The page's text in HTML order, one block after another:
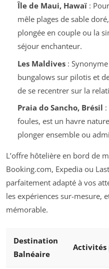
Île de Maui, Hawaï:
mêle plages de sable
plongée en couple ou la
séjour enchanteur.
Les Maldives: Synonyme
bungalows sur pilotis et
de se recentrer sur la
Praia do Sancho, Brésil
foules, est un havre
plonger ensemble ou
L’offre hôtelière en bord de
Booking.com, Expedia ou
parfaitement adapté à vos
les expériences sur-mesure,
mémorable.
Destination
Balnéaire
Activités